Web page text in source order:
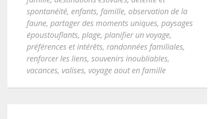
spontanéité, enfants, famille, observation de la
faune, partager des moments uniques, paysages
époustouflants, plage, planifier un voyage,
préférences et intérêts, randonnées familiales,
renforcer les liens, souvenirs inoubliables,
vacances, valises, voyage aout en famille